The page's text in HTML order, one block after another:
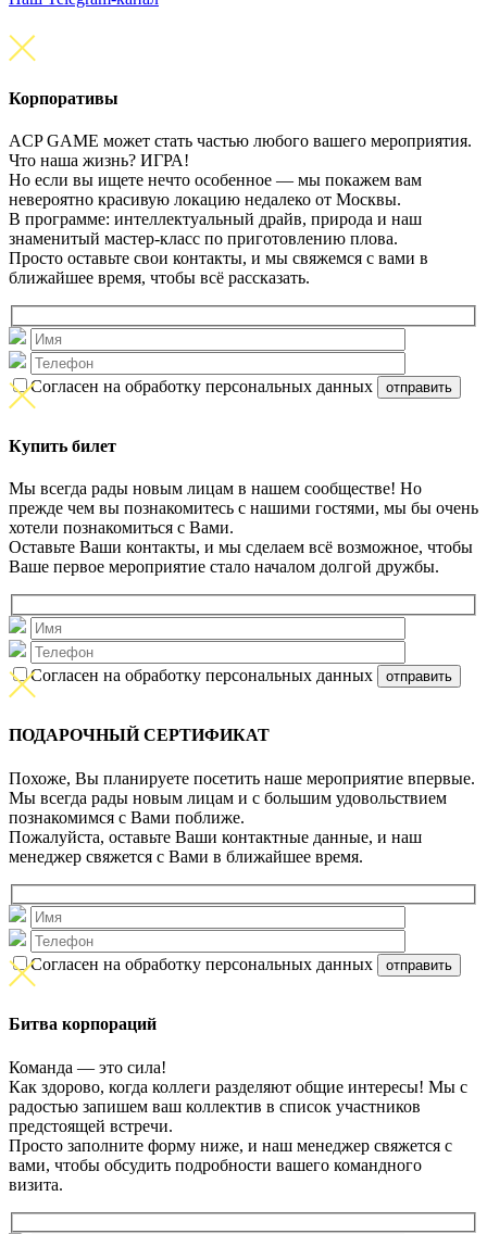
Корпоративы
ACP GAME может стать частью любого вашего мероприятия.
Что наша жизнь? ИГРА!
Но если вы ищете нечто особенное — мы покажем вам
невероятно красивую локацию недалеко от Москвы.
В программе: интеллектуальный драйв, природа и наш
знаменитый мастер-класс по приготовлению плова.
Просто оставьте свои контакты, и мы свяжемся с вами в
ближайшее время, чтобы всё рассказать.
Согласен на обработку персональных данных
Купить билет
Мы всегда рады новым лицам в нашем сообществе! Но
прежде чем вы познакомитесь с нашими гостями, мы бы очень
хотели познакомиться с Вами.
Оставьте Ваши контакты, и мы сделаем всё возможное, чтобы
Ваше первое мероприятие стало началом долгой дружбы.
Согласен на обработку персональных данных
ПОДАРОЧНЫЙ СЕРТИФИКАТ
Похоже, Вы планируете посетить наше мероприятие впервые.
Мы всегда рады новым лицам и с большим удовольствием
познакомимся с Вами поближе.
Пожалуйста, оставьте Ваши контактные данные, и наш
менеджер свяжется с Вами в ближайшее время.
Согласен на обработку персональных данных
Битва корпораций
Команда — это сила!
Как здорово, когда коллеги разделяют общие интересы! Мы с
радостью запишем ваш коллектив в список участников
предстоящей встречи.
Просто заполните форму ниже, и наш менеджер свяжется с
вами, чтобы обсудить подробности вашего командного
визита.